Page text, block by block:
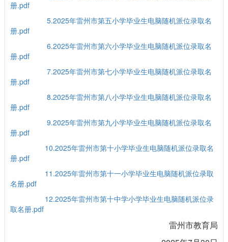
册.pdf
5.2025年雷州市第五小学毕业生电脑随机派位录取名
册.pdf
6.2025年雷州市第六小学毕业生电脑随机派位录取名
册.pdf
7.2025年雷州市第七小学毕业生电脑随机派位录取名
册.pdf
8.2025年雷州市第八小学毕业生电脑随机派位录取名
册.pdf
9.2025年雷州市第九小学毕业生电脑随机派位录取名
册.pdf
10.2025年雷州市第十小学毕业生电脑随机派位录取名
册.pdf
11.2025年雷州市第十一小学毕业生电脑随机派位录取
名册.pdf
12.2025年雷州市第十中学小学毕业生电脑随机派位录
取名册.pdf
雷州市教育局